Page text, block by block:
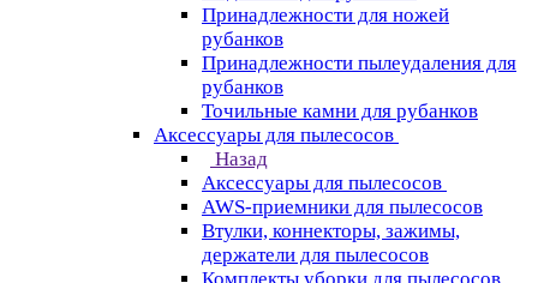
Принадлежности для ножей
рубанков
Принадлежности пылеудаления для
рубанков
Точильные камни для рубанков
Аксессуары для пылесосов
Назад
Аксессуары для пылесосов
AWS-приемники для пылесосов
Втулки, коннекторы, зажимы,
держатели для пылесосов